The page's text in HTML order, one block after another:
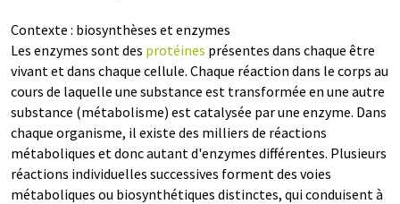
Contexte : biosynthèses et enzymes
Les enzymes sont des protéines présentes dans chaque être
vivant et dans chaque cellule. Chaque réaction dans le corps au
cours de laquelle une substance est transformée en une autre
substance (métabolisme) est catalysée par une enzyme. Dans
chaque organisme, il existe des milliers de réactions
métaboliques et donc autant d'enzymes différentes. Plusieurs
réactions individuelles successives forment des voies
métaboliques ou biosynthétiques distinctes, qui conduisent à